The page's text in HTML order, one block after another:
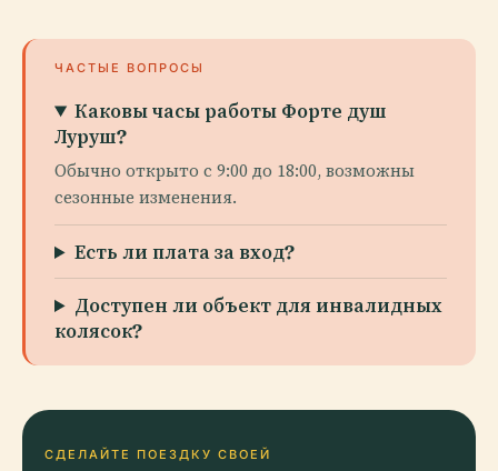
ЧАСТЫЕ ВОПРОСЫ
Каковы часы работы Форте душ
Луруш?
Обычно открыто с 9:00 до 18:00, возможны
сезонные изменения.
Есть ли плата за вход?
Доступен ли объект для инвалидных
колясок?
СДЕЛАЙТЕ ПОЕЗДКУ СВОЕЙ